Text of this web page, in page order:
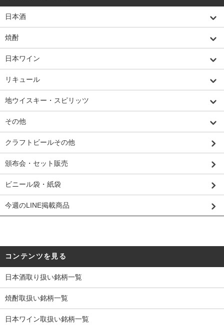
日本酒
焼酎
日本ワイン
リキュール
地ウイスキー・スピリッツ
その他
クラフトビールその他
頒布会・セット販売
ビニール袋・紙袋
今週のLINE掲載商品
コンテンツを見る
日本酒取り扱い銘柄一覧
焼酎取扱い銘柄一覧
日本ワイン取扱い銘柄一覧